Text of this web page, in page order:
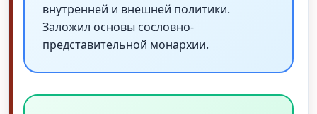
внутренней и внешней политики.
Заложил основы сословно-
представительной монархии.